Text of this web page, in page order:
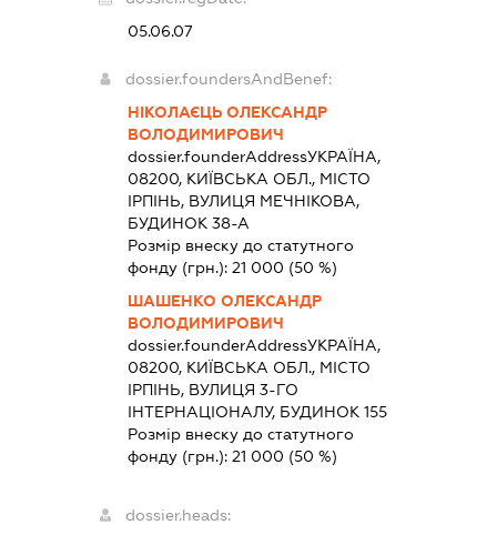
05.06.07
dossier.foundersAndBenef:
НІКОЛАЄЦЬ ОЛЕКСАНДР
ВОЛОДИМИРОВИЧ
dossier.founderAddressУКРАЇНА,
08200, КИЇВСЬКА ОБЛ., МІСТО
ІРПІНЬ, ВУЛИЦЯ МЕЧНІКОВА,
БУДИНОК 38-А
Розмір внеску до статутного
фонду (грн.): 21 000 (50 %)
ШАШЕНКО ОЛЕКСАНДР
ВОЛОДИМИРОВИЧ
dossier.founderAddressУКРАЇНА,
08200, КИЇВСЬКА ОБЛ., МІСТО
ІРПІНЬ, ВУЛИЦЯ 3-ГО
ІНТЕРНАЦІОНАЛУ, БУДИНОК 155
Розмір внеску до статутного
фонду (грн.): 21 000 (50 %)
dossier.heads: